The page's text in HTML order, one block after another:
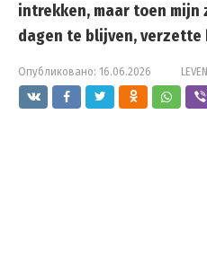
intrekken, maar toen mijn
dagen te blijven, verzette
Опубликовано: 16.06.2026